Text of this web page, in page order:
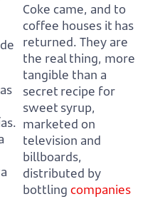
Coke came, and to
coffee houses it has
returned. They are
the real thing, more
tangible than a
secret recipe for
sweet syrup,
marketed on
television and
billboards,
distributed by
bottling companies